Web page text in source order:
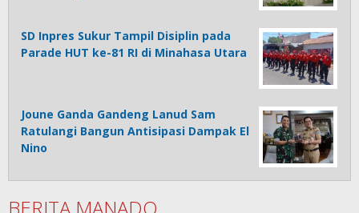
SD Inpres Sukur Tampil Disiplin pada
Parade HUT ke-81 RI di Minahasa Utara
Joune Ganda Gandeng Lanud Sam
Ratulangi Bangun Antisipasi Dampak El
Nino